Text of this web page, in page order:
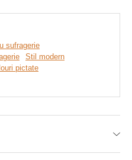
orice model. Folosimcea
de calitate superioară.
sufragerie
Stil modern
pictate